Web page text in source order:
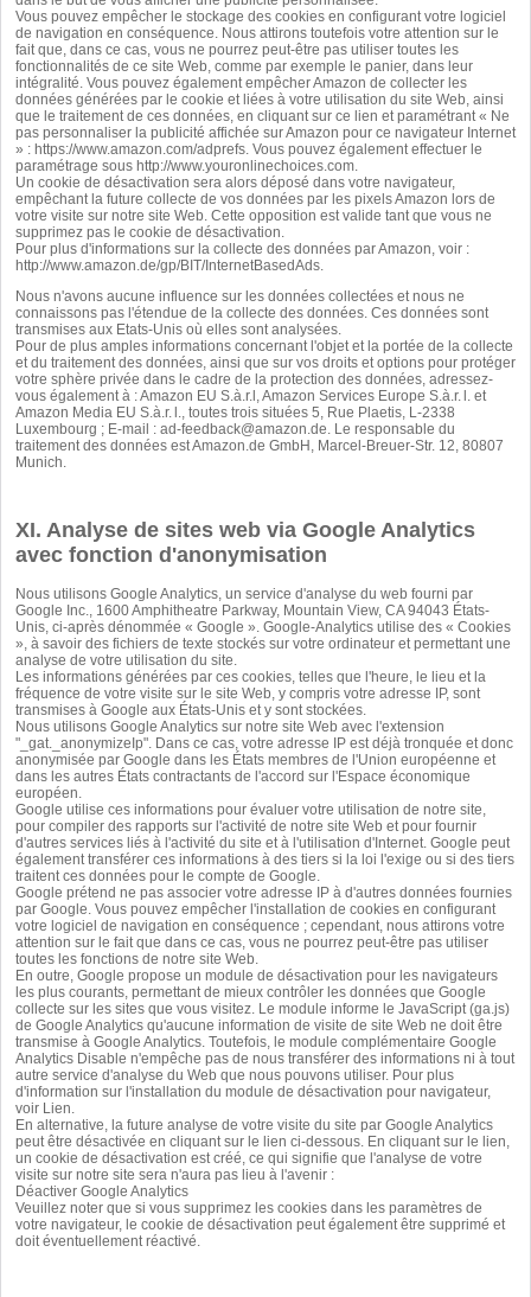
Vous pouvez empêcher le stockage des cookies en configurant votre logiciel
de navigation en conséquence. Nous attirons toutefois votre attention sur le
fait que, dans ce cas, vous ne pourrez peut-être pas utiliser toutes les
fonctionnalités de ce site Web, comme par exemple le panier, dans leur
intégralité. Vous pouvez également empêcher Amazon de collecter les
données générées par le cookie et liées à votre utilisation du site Web, ainsi
que le traitement de ces données, en cliquant sur ce lien et paramétrant « Ne
pas personnaliser la publicité affichée sur Amazon pour ce navigateur Internet
» : https://www.amazon.com/adprefs . Vous pouvez également effectuer le
paramétrage sous http://www.youronlinechoices.com
Un cookie de désactivation sera alors déposé dans votre navigateur,
empêchant la future collecte de vos données par les pixels Amazon lors de
votre visite sur notre site Web. Cette opposition est valide tant que vous ne
supprimez pas le cookie de désactivation.
Pour plus d'informations sur la collecte des données par Amazon, voir :
http://www.amazon.de/gp/BIT/InternetBasedAds
Nous n'avons aucune influence sur les données collectées et nous ne
connaissons pas l'étendue de la collecte des données. Ces données sont
transmises aux Etats-Unis où elles sont analysées.
Pour de plus amples informations concernant l'objet et la portée de la collecte
et du traitement des données, ainsi que sur vos droits et options pour protéger
votre sphère privée dans le cadre de la protection des données, adressez-
vous également à : Amazon EU S.à.r.l, Amazon Services Europe S.à.r. l. et
Amazon Media EU S.à.r. l., toutes trois situées 5, Rue Plaetis, L-2338
Luxembourg ; E-mail : ad-feedback@amazon.de . Le responsable du
traitement des données est Amazon.de GmbH, Marcel-Breuer-Str. 12, 80807
Munich.
XI. Analyse de sites web via Google Analytics
avec fonction d'anonymisation
Nous utilisons Google Analytics, un service d'analyse du web fourni par
Google Inc., 1600 Amphitheatre Parkway, Mountain View, CA 94043 États-
Unis, ci-après dénommée « Google ». Google-Analytics utilise des « Cookies
», à savoir des fichiers de texte stockés sur votre ordinateur et permettant une
analyse de votre utilisation du site.
Les informations générées par ces cookies, telles que l'heure, le lieu et la
fréquence de votre visite sur le site Web, y compris votre adresse IP, sont
transmises à Google aux États-Unis et y sont stockées.
Nous utilisons Google Analytics sur notre site Web avec l'extension
"_gat._anonymizeIp". Dans ce cas, votre adresse IP est déjà tronquée et donc
anonymisée par Google dans les États membres de l'Union européenne et
dans les autres États contractants de l'accord sur l'Espace économique
européen.
Google utilise ces informations pour évaluer votre utilisation de notre site,
pour compiler des rapports sur l'activité de notre site Web et pour fournir
d'autres services liés à l'activité du site et à l'utilisation d'Internet. Google peut
également transférer ces informations à des tiers si la loi l'exige ou si des tiers
traitent ces données pour le compte de Google.
Google prétend ne pas associer votre adresse IP à d'autres données fournies
par Google. Vous pouvez empêcher l'installation de cookies en configurant
votre logiciel de navigation en conséquence ; cependant, nous attirons votre
attention sur le fait que dans ce cas, vous ne pourrez peut-être pas utiliser
toutes les fonctions de notre site Web.
En outre, Google propose un module de désactivation pour les navigateurs
les plus courants, permettant de mieux contrôler les données que Google
collecte sur les sites que vous visitez. Le module informe le JavaScript (ga.js)
de Google Analytics qu'aucune information de visite de site Web ne doit être
transmise à Google Analytics. Toutefois, le module complémentaire Google
Analytics Disable n'empêche pas de nous transférer des informations ni à tout
autre service d'analyse du Web que nous pouvons utiliser. Pour plus
d'information sur l'installation du module de désactivation pour navigateur,
voir Lien.
En alternative, la future analyse de votre visite du site par Google Analytics
peut être désactivée en cliquant sur le lien ci-dessous. En cliquant sur le lien,
un cookie de désactivation est créé, ce qui signifie que l'analyse de votre
visite sur notre site sera n'aura pas lieu à l'avenir :
Déactiver Google Analytics
Veuillez noter que si vous supprimez les cookies dans les paramètres de
votre navigateur, le cookie de désactivation peut également être supprimé et
doit éventuellement réactivé.